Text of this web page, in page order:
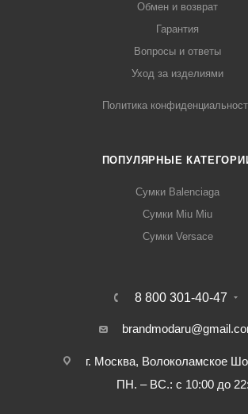
Обмен и возврат
Гарантия
Вопросы и ответы
Уход за изделиями
Политика
ПОПУЛЯРНЫЕ
Сумки Balenciaga
Сумки Miu Miu
Сумки Versace
8 800 301-40-47
г. Москва, Волоколамское
ПН. – ВС.: с 10:00 до